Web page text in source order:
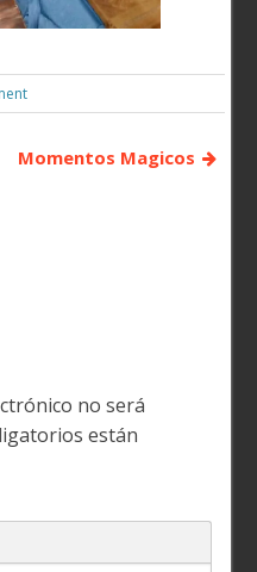
Momentos Magicos
no será
están